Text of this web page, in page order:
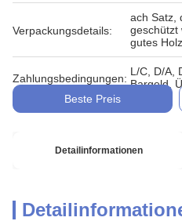
Verpackungsdetails:
ach Satz,
geschützt
gutes
Zahlungsbedingungen:
L/C, D/A,
Bargeld,
Beste Preis
Detailinformationen